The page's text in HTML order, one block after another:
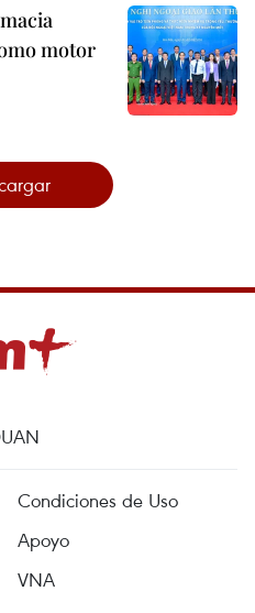
motor
Condiciones de Uso
Apoyo
VNA